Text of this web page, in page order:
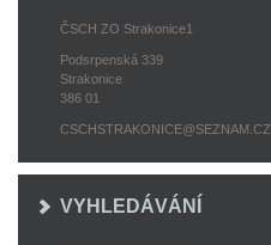
ČSCH ZO Strakonice1
Podsrpenská 339
Strakonice
386 01
CSCHSTRAKONICE@SEZNAM.CZ
VYHLEDÁVÁNÍ